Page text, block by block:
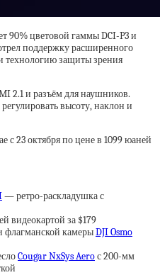
90% цветовой гаммы DCI-P3 и
поддержку расширенного
технологию защиты зрения
2.1 и разъём для наушников.
высоту, наклон и
с 23 октября по цене в 1099 юаней
— ретро-раскладушка с
видеокартой за $179
флагманской камерыDJI Osmo
Cougar NxSys Aeroс 200-мм